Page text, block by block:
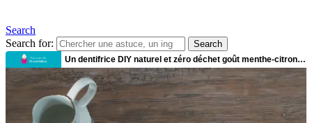
Search
Search for:
Search